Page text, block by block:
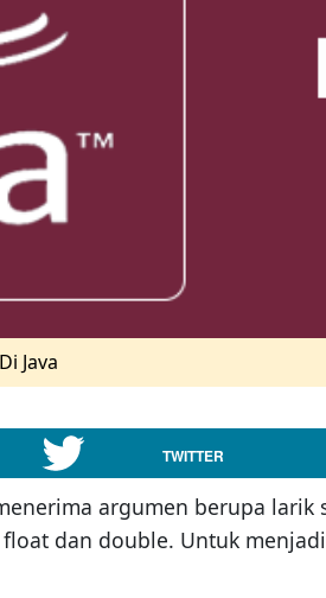
Java
TWITTER
argumen berupa
dan double. Untuk